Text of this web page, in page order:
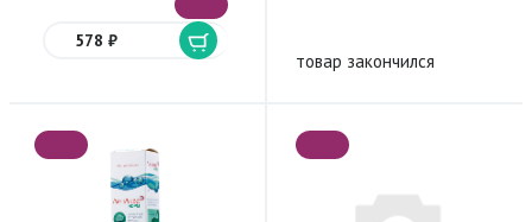
578 ₽
товар закончился